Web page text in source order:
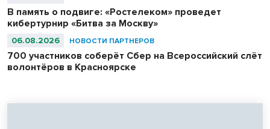
В память о подвиге: «Ростелеком» проведет
кибертурнир «Битва за Москву»
06.08.2026 НОВОСТИ ПАРТНЕРОВ
700 участников соберёт Сбер на Всероссийский слёт
волонтёров в Красноярске